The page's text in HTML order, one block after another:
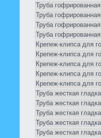
Труба
Труба
Труба
Труба
Крепеж-клипса для
Крепеж-клипса для
Крепеж-клипса для
Крепеж-клипса для
Крепеж-клипса для
Труба жесткая
Труба жесткая
Труба жесткая
Труба жесткая
Труба жесткая